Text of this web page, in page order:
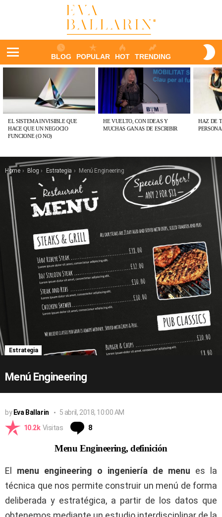
BLOG POPULAR HOT TRENDING
PUBLICACIONES
EL SISTEMA INVISIBLE QUE
HACE QUE UN NEGOCIO
FUNCIONE (O NO)
HE VUELTO, CON IDEAS Y
MUCHAS GANAS DE ESCRIBIR
HAZ DE
You are here:
Home Blog Estrategia Menú Engineering
Estrategia
Menú Engineering
by Eva Ballarin
5 abril, 2018, 10:00 AM
10.2k Visitas 8
Menu Engineering, definición
El menu engineering o ingeniería de menu es la
técnica que nos permite construir un menú de forma
deliberada y estratégica, a partir de los datos que